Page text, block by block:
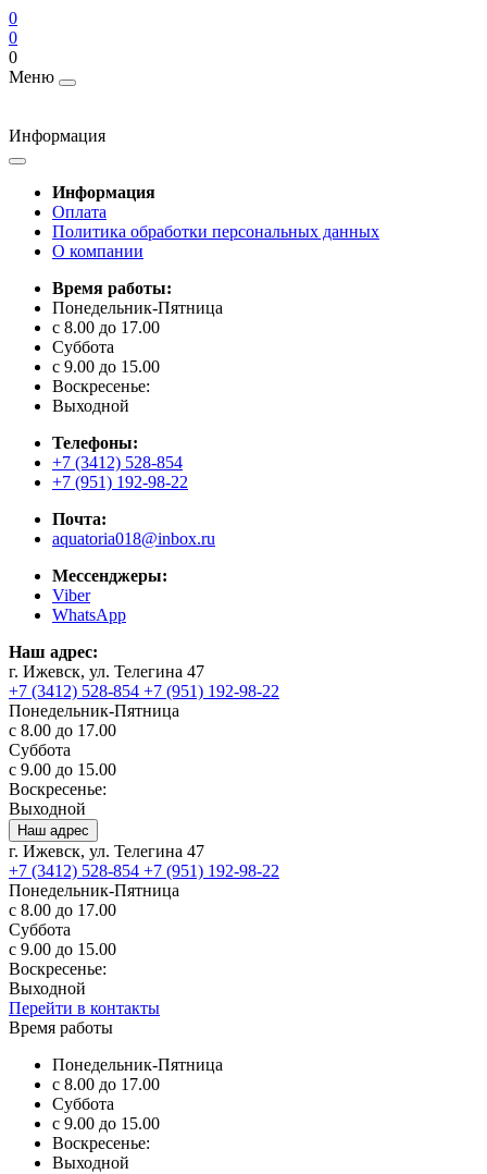
0
0
0
Меню
Информация
Информация
Оплата
Политика обработки персональных данных
О компании
Время работы:
Понедельник-Пятница
с 8.00 до 17.00
Суббота
с 9.00 до 15.00
Воскресенье:
Выходной
Телефоны:
+7 (3412) 528-854
+7 (951) 192-98-22
Почта:
aquatoria018@inbox.ru
Мессенджеры:
Viber
WhatsApp
Наш адрес:
г. Ижевск, ул. Телегина 47
+7 (3412) 528-854 +7 (951) 192-98-22
Понедельник-Пятница
с 8.00 до 17.00
Суббота
с 9.00 до 15.00
Воскресенье:
Выходной
Наш адрес
г. Ижевск, ул. Телегина 47
+7 (3412) 528-854 +7 (951) 192-98-22
Понедельник-Пятница
с 8.00 до 17.00
Суббота
с 9.00 до 15.00
Воскресенье:
Выходной
Перейти в контакты
Время работы
Понедельник-Пятница
с 8.00 до 17.00
Суббота
с 9.00 до 15.00
Воскресенье:
Выходной